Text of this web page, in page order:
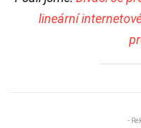
lineární
-